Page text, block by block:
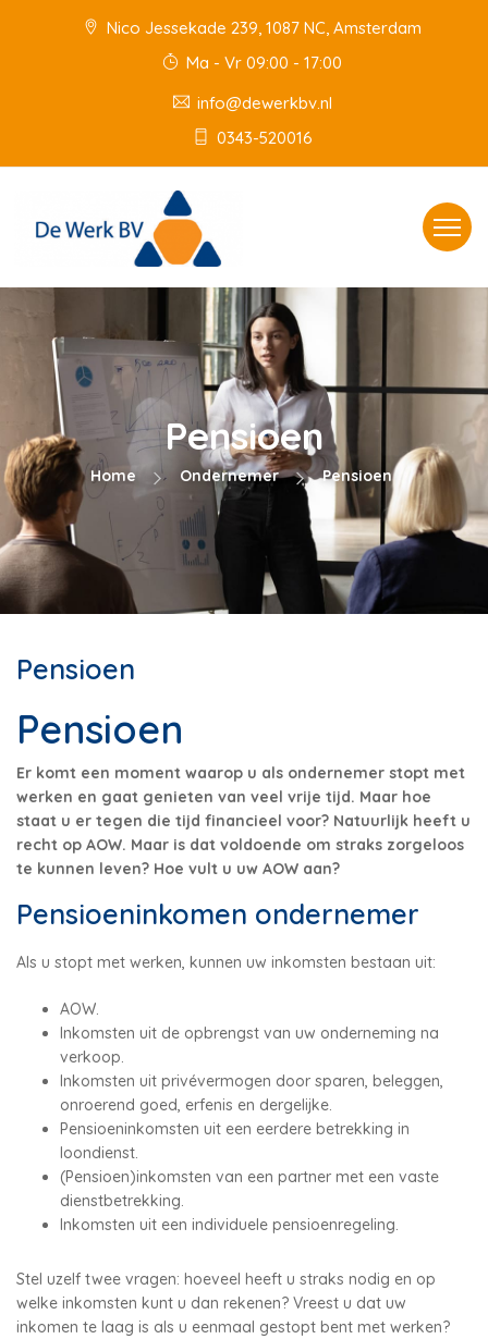
Nico Jessekade 239, 1087 NC, Amsterdam
Ma - Vr 09:00 - 17:00
info@dewerkbv.nl
0343-520016
Toggle
Pensioen
Home Ondernemer Pensioen
Pensioen
Pensioen
Er komt een moment waarop u als ondernemer stopt met
werken en gaat genieten van veel vrije tijd. Maar hoe
staat u er tegen die tijd financieel voor? Natuurlijk heeft u
recht op AOW. Maar is dat voldoende om straks zorgeloos
te kunnen leven? Hoe vult u uw AOW aan?
Pensioeninkomen ondernemer
Als u stopt met werken, kunnen uw inkomsten bestaan uit:
AOW.
Inkomsten uit de opbrengst van uw onderneming na
verkoop.
Inkomsten uit privévermogen door sparen, beleggen,
onroerend goed, erfenis en dergelijke.
Pensioeninkomsten uit een eerdere betrekking in
loondienst.
(Pensioen)inkomsten van een partner met een vaste
dienstbetrekking.
Inkomsten uit een individuele pensioenregeling.
Stel uzelf twee vragen: hoeveel heeft u straks nodig en op
welke inkomsten kunt u dan rekenen? Vreest u dat uw
inkomen te laag is als u eenmaal gestopt bent met werken?